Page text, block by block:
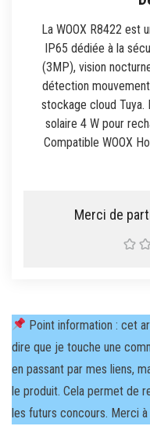
La WOOX R8422 est
IP65 dédiée à la
(3MP), vision
détection
stockage cloud Tuya.
solaire 4 W pour
Compatible WOOX
Point information : cet
dire que je touche une
en passant par mes liens,
le produit. Cela permet de
les futurs concours. Merci